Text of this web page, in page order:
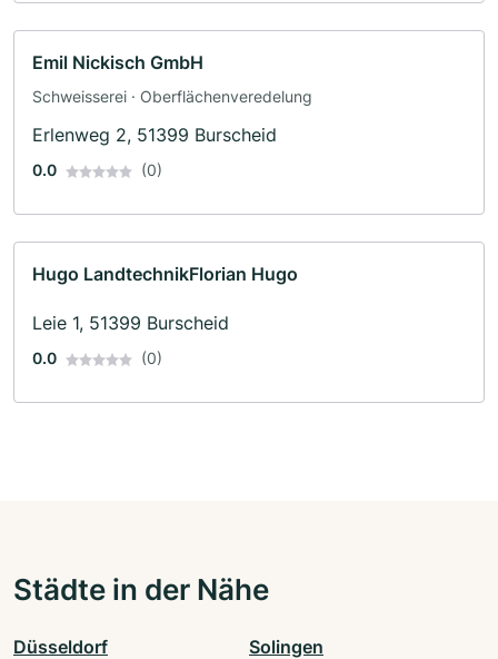
Emil Nickisch GmbH
Schweisserei · Oberflächenveredelung
Erlenweg 2, 51399 Burscheid
0.0 (0)
Hugo LandtechnikFlorian Hugo
Leie 1, 51399 Burscheid
0.0 (0)
Städte in der Nähe
Düsseldorf Solingen